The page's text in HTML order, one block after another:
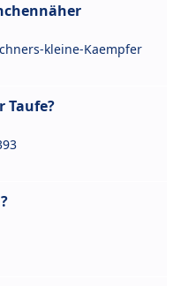
kleine-Kaempfer
Taufe?